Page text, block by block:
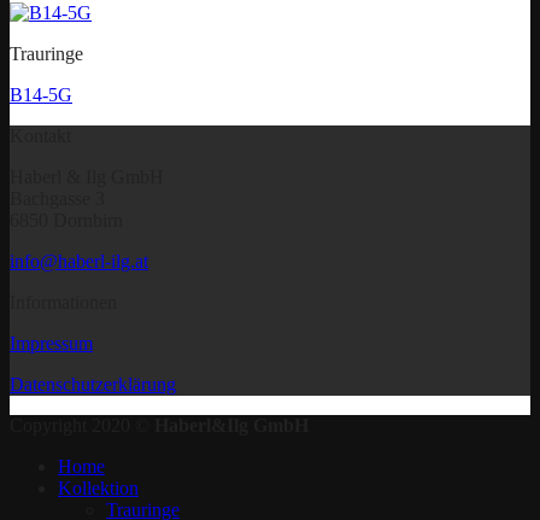
Trauringe
B14-5G
info@haberl-ilg.at
Impressum
Datenschutzerklärung
Home
Kollektion
Trauringe